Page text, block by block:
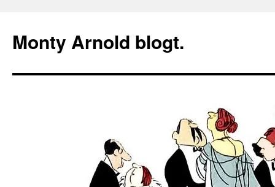
springen
Monty Arnold blogt.